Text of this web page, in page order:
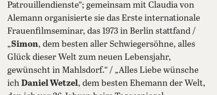
Patrouillendienste“; gemeinsam mit Claudia von
Alemann organisierte sie das Erste internationale
Frauenfilmseminar, das 1973 in Berlin stattfand /
„Simon, dem besten aller Schwiegersöhne, alles
Glück dieser Welt zum neuen Lebensjahr,
gewünscht in Mahlsdorf.“ / „Alles Liebe wünsche
ich Daniel Wetzel, dem besten Ehemann der Welt,